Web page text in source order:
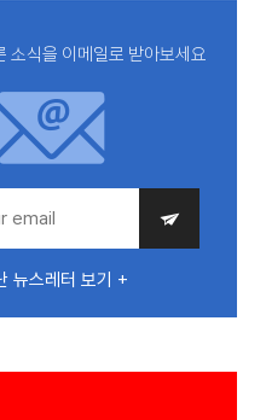
소식을 이메일로 받아보세요
뉴스레터 보기 +